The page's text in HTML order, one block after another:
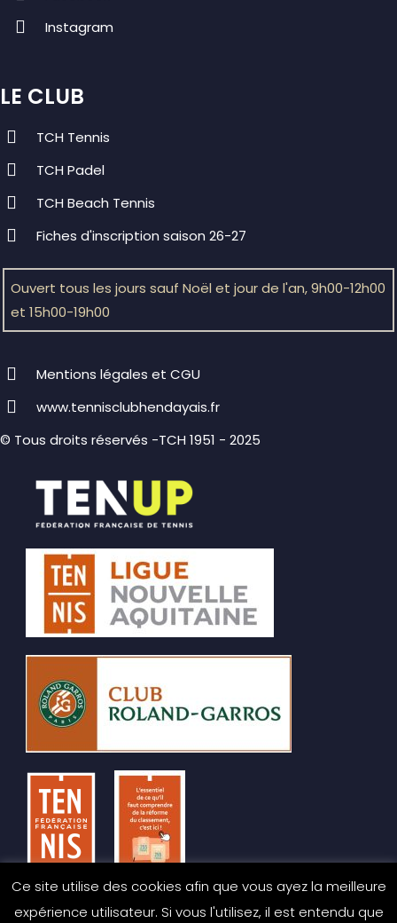
Instagram
LE CLUB
TCH Tennis
TCH Padel
TCH Beach Tennis
Fiches d'inscription saison 26-27
Ouvert tous les jours sauf Noël et jour de l'an, 9h00-12h00
et 15h00-19h00
Mentions légales et CGU
www.tennisclubhendayais.fr
© Tous droits réservés -TCH 1951 - 2025
Ce site utilise des cookies afin que vous ayez la meilleure
expérience utilisateur. Si vous l'utilisez, il est entendu que